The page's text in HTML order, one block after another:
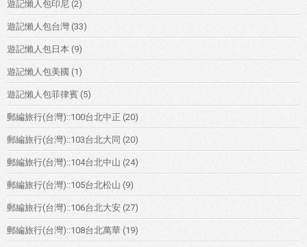
遊記懶人包印尼 (2)
遊記懶人包台灣 (33)
遊記懶人包日本 (9)
遊記懶人包美國 (1)
遊記懶人包菲律賓 (5)
郵編旅行(台灣)::100台北中正 (20)
郵編旅行(台灣)::103台北大同 (20)
郵編旅行(台灣)::104台北中山 (24)
郵編旅行(台灣)::105台北松山 (9)
郵編旅行(台灣)::106台北大安 (27)
郵編旅行(台灣)::108台北萬華 (19)